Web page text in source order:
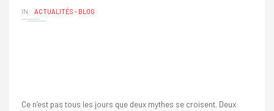
IN:: ACTUALITÉS - BLOG
Ce n’est pas tous les jours que deux mythes se croisent. Deux